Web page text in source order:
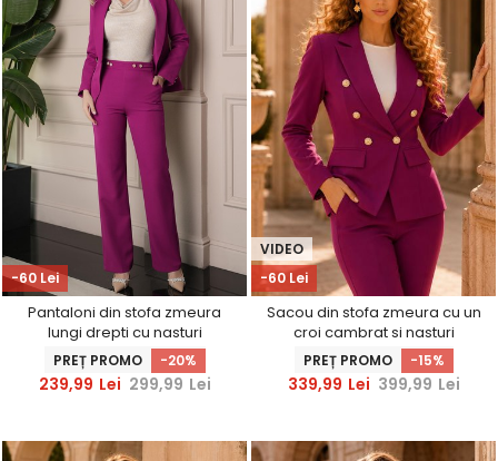
-60 Lei
Pantaloni din stofa zmeura
lungi drepti cu nasturi
decorativi aurii- StarShinerS
PREȚ PROMO -20%
239,99 Lei 299,99 Lei
-60 Lei
VIDEO
Sacou din stofa zmeura cu un
croi cambrat si nasturi
decorativi aurii- StarShinerS
PREȚ PROMO -15%
339,99 Lei 399,99 Lei